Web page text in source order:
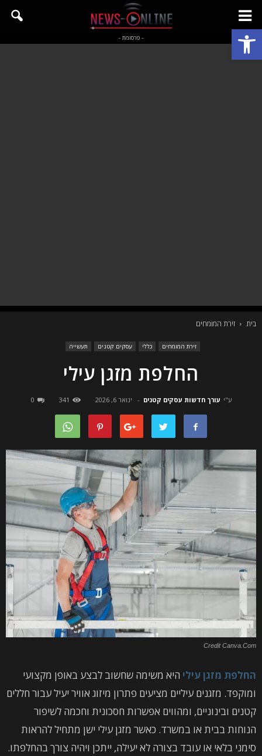
פתח סרגל נגישות - פרסומת -
בית זירת המומחים
זירת המומחים כללי עסקים קטנים תעשייה
החלפת מזגן עילי
ע"י עורך חדשות עסקים קטנים - ינואר 6, 2026 341
0
Credit Canva.Com
החלפת מזגן עילי היא משימה שחשוב לבצע באופן מקצועי
ומוקפד. מזגנים עיליים מציעים פתרון מיזוג אוויר יעיל עבור חללים
קטנים ובינוניים, ומהווים אפשרות חסכונית וחכמה לשיפור
הנוחות בבית או במשרד. כאשר מזגן עילי ישן מתחיל להראות
סימני בלאי או עובד בצורה לא יעילה, ייתכן ויהיה צורך בהחלפתו.